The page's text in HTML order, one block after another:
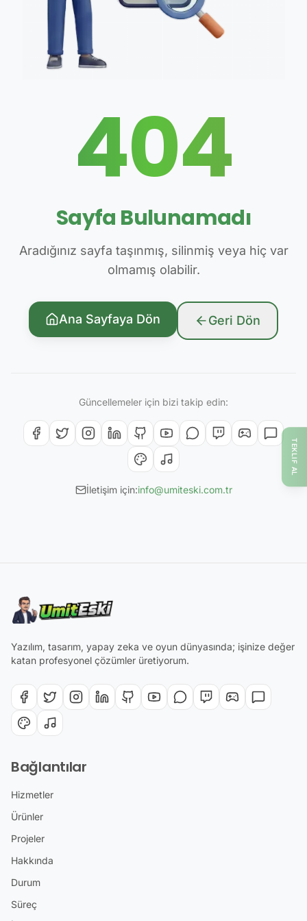
404
Sayfa Bulunamadı
Aradığınız sayfa taşınmış, silinmiş veya hiç var
olmamış olabilir.
Ana Sayfaya Dön Geri Dön
Güncellemeler için bizi takip edin:
İletişim için:info@umiteski.com.tr
Yazılım, tasarım, yapay zeka ve oyun dünyasında; işinize değer
katan profesyonel çözümler üretiyorum.
Bağlantılar
Hizmetler
Ürünler
Projeler
Hakkında
Durum
Süreç
TEKLIF AL